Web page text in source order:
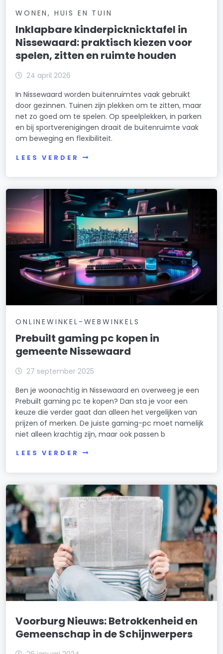
WONEN, HUIS EN TUIN
Inklapbare kinderpicknicktafel in
Nissewaard: praktisch kiezen voor
spelen, zitten en ruimte houden
24 april 2026
In Nissewaard worden buitenruimtes vaak gebruikt
door gezinnen. Tuinen zijn plekken om te zitten, maar
net zo goed om te spelen. Op speelplekken, in parken
en bij sportverenigingen draait de buitenruimte vaak
om beweging en flexibiliteit.
LEES VERDER
ONLINEWINKEL-WEBWINKELS
Prebuilt gaming pc kopen in
gemeente Nissewaard
27 september 2025
Ben je woonachtig in Nissewaard en overweeg je een
Prebuilt gaming pc te kopen? Dan sta je voor een
keuze die verder gaat dan alleen het vergelijken van
prijzen of merken. De juiste gaming-pc moet namelijk
niet alleen krachtig zijn, maar ook passen b
LEES VERDER
Voorburg Nieuws: Betrokkenheid en
Gemeenschap in de Schijnwerpers